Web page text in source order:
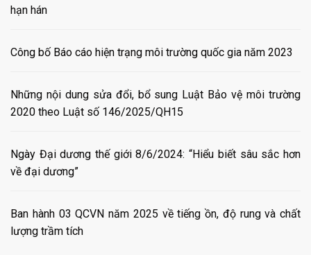
hạn hán
Công bố Báo cáo hiện trạng môi trường quốc gia năm 2023
Những nội dung sửa đổi, bổ sung Luật Bảo vệ môi trường
2020 theo Luật số 146/2025/QH15
Ngày Đại dương thế giới 8/6/2024: “Hiểu biết sâu sắc hơn
về đại dương”
Ban hành 03 QCVN năm 2025 về tiếng ồn, độ rung và chất
lượng trầm tích